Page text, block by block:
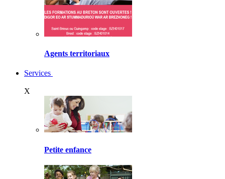
Agents territoriaux
Services
X
Petite enfance